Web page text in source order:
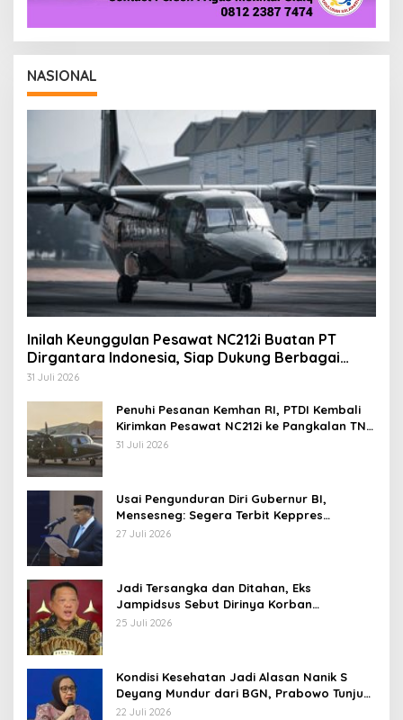
NASIONAL
Inilah Keunggulan Pesawat NC212i Buatan PT
Dirgantara Indonesia, Siap Dukung Berbagai
Operasi TNI
31 Juli 2026
Penuhi Pesanan Kemhan RI, PTDI Kembali
Kirimkan Pesawat NC212i ke Pangkalan TNI
AU
31 Juli 2026
Usai Pengunduran Diri Gubernur BI,
Mensesneg: Segera Terbit Keppres
Pemberhentian dengan Hormat
27 Juli 2026
Jadi Tersangka dan Ditahan, Eks
Jampidsus Sebut Dirinya Korban
Kriminalisasi
25 Juli 2026
Kondisi Kesehatan Jadi Alasan Nanik S
Deyang Mundur dari BGN, Prabowo Tunjuk
Wamentan Sudaryono
22 Juli 2026